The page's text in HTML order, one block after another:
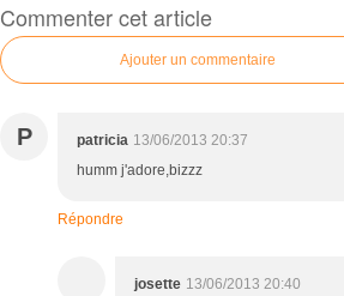
Commenter cet article
Ajouter un commentaire
P patricia 13/06/2013 20:37
humm j'adore,bizzz
Répondre
josette 13/06/2013 20:40